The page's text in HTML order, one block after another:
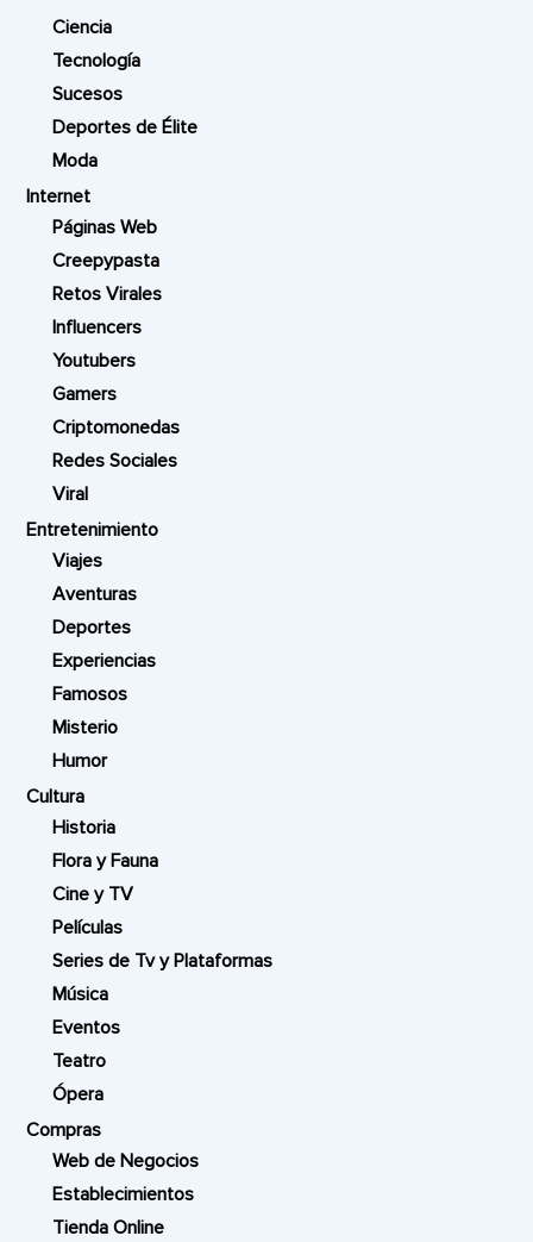
Ciencia
Tecnología
Sucesos
Deportes de Élite
Moda
Internet
Páginas Web
Creepypasta
Retos Virales
Influencers
Youtubers
Gamers
Criptomonedas
Redes Sociales
Viral
Entretenimiento
Viajes
Aventuras
Deportes
Experiencias
Famosos
Misterio
Humor
Cultura
Historia
Flora y Fauna
Cine y TV
Películas
Series de Tv y Plataformas
Música
Eventos
Teatro
Ópera
Compras
Web de Negocios
Establecimientos
Tienda Online